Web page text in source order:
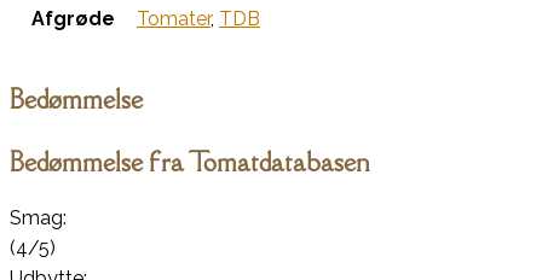
Afgrøde Tomater, TDB
Bedømmelse
Bedømmelse fra Tomatdatabasen
Smag:
(4/5)